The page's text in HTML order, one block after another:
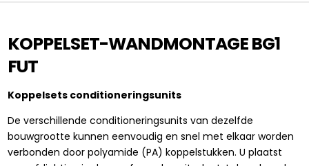
KOPPELSET-WANDMONTAGE BG1
FUT
Koppelsets conditioneringsunits
De verschillende conditioneringsunits van dezelfde
bouwgrootte kunnen eenvoudig en snel met elkaar worden
verbonden door polyamide (PA) koppelstukken. U plaatst